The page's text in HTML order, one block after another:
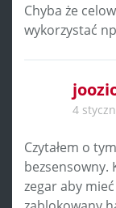
Chyba że
wykorzystać
4
Czytałem o
bezsensowny.
zegar aby